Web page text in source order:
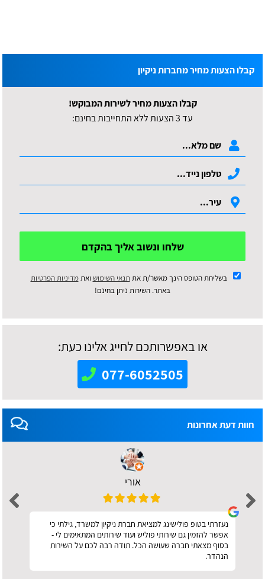
קבלו הצעות מחיר מחברות ניקיון
קבלו הצעות מחיר לשירות המבוקש!
עד 3 הצעות ללא התחייבות בחינם:
שלחו ונשוב אליך בהקדם
בשליחת הטופס הינך מאשר/ת את תנאי השימוש ואתמדיניות הפרטיות
באתר. השירות ניתן בחינם!
או באפשרותכם לחייג אלינו כעת:
077-6052505
חוות דעת אחרונות
אורי
נעזרתי בטופ פולישינג למציאת חברת ניקיון למשרד, גילתי כי
אפשר להזמין גם שירותי פוליש ועוד שירותים המתאימים לי -
בסוף מצאתי חברה שעושה הכל. תודה רבה לכם על השירות
הנהדר.